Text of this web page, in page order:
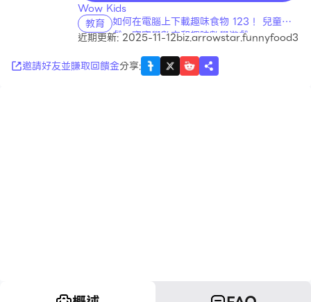
Wow Kids
教育 如何在電腦上下載趣味食物 123！ 兒童遊
戲：寶寶學數字和趣味數學遊戲
近期更新: 2025-11-12biz.arrowstar.funnyfood3
邀請好友並賺取回饋金分享: